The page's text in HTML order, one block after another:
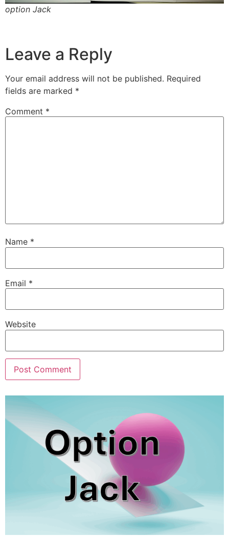
option Jack
Leave a Reply
Your email address will not be published. Required
fields are marked *
Comment *
Name *
Email *
Website